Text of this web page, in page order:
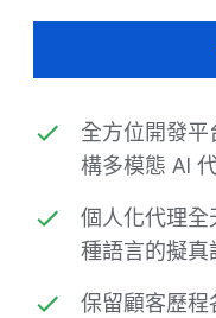
全方位開發
構多模態 AI
個人化代理
種語言的擬真
保留顧客歷程